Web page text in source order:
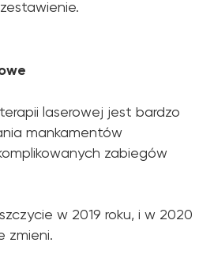
laserowej jest bardzo
mankamentów
zabiegów
w 2019 roku, i w 2020
zmieni.